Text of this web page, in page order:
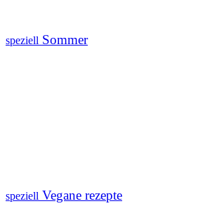
speziell Sommer
speziell Vegane rezepte